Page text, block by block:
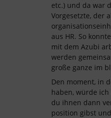
etc.) und da war
Vorgesetzte, der
aus HR. So
mit dem Azubi
werden
große ganze im
Den moment, in
haben, würde
du ihnen dann
position gibst